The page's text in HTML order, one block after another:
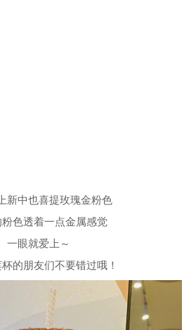
新中也喜提玫瑰金粉色
色透着一点金属感觉
一眼就爱上～
的朋友们不要错过哦！